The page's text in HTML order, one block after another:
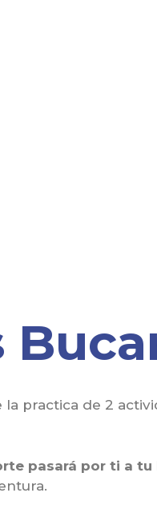
practica de 2
pasará por ti a tu